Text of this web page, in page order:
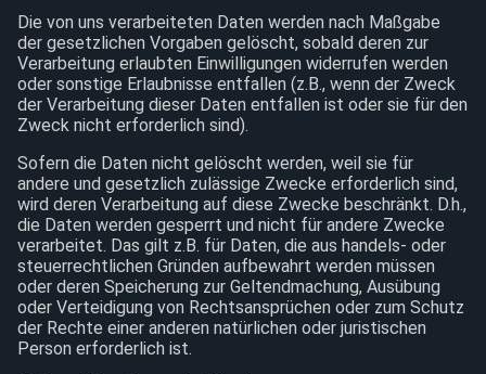
Die von uns verarbeiteten Daten werden nach Maßgabe
der gesetzlichen Vorgaben gelöscht, sobald deren zur
Verarbeitung erlaubten Einwilligungen widerrufen werden
oder sonstige Erlaubnisse entfallen (z.B., wenn der Zweck
der Verarbeitung dieser Daten entfallen ist oder sie für den
Zweck nicht erforderlich sind).
Sofern die Daten nicht gelöscht werden, weil sie für
andere und gesetzlich zulässige Zwecke erforderlich sind,
wird deren Verarbeitung auf diese Zwecke beschränkt. D.h.,
die Daten werden gesperrt und nicht für andere Zwecke
verarbeitet. Das gilt z.B. für Daten, die aus handels- oder
steuerrechtlichen Gründen aufbewahrt werden müssen
oder deren Speicherung zur Geltendmachung, Ausübung
oder Verteidigung von Rechtsansprüchen oder zum Schutz
der Rechte einer anderen natürlichen oder juristischen
Person erforderlich ist.